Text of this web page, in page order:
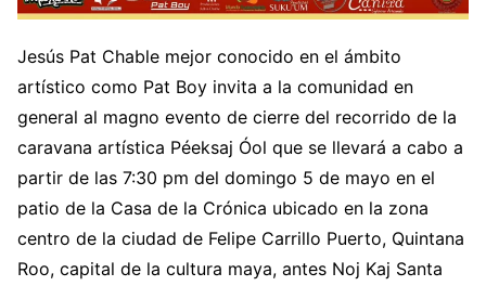
Jesús Pat Chable mejor conocido en el ámbito
artístico como Pat Boy invita a la comunidad en
general al magno evento de cierre del recorrido de la
caravana artística Péeksaj Óol que se llevará a cabo a
partir de las 7:30 pm del domingo 5 de mayo en el
patio de la Casa de la Crónica ubicado en la zona
centro de la ciudad de Felipe Carrillo Puerto, Quintana
Roo, capital de la cultura maya, antes Noj Kaj Santa